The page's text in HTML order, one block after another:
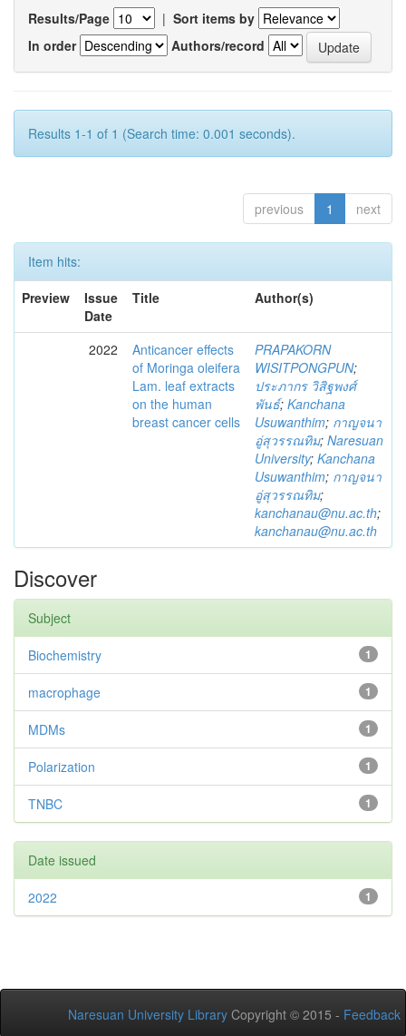
Results/Page | Sort items by
In order
Authors/record
Results 1-1 of 1 (Search time: 0.001 seconds).
previous 1 next
Item hits:
Preview
Issue
Date
Title Author(s)
2022
Anticancer effects
of Moringa oleifera
Lam. leaf extracts
on the human
breast cancer cells
PRAPAKORN
WISITPONGPUN;
ประภากร วิสิฐพงศ์
พันธ์; Kanchana
Usuwanthim; กาญจนา
อู่สุวรรณทิม; Naresuan
University; Kanchana
Usuwanthim; กาญจนา
อู่สุวรรณทิม;
kanchanau@nu.ac.th;
kanchanau@nu.ac.th
Discover
Subject
1
Biochemistry
1
macrophage
1
MDMs
1
Polarization
1
TNBC
Date issued
1
2022
Naresuan University Library Copyright © 2015 - Feedback